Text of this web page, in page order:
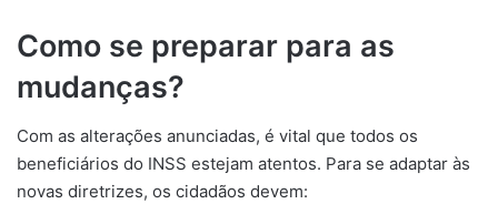
Como se preparar para as
mudanças?
Com as alterações anunciadas, é vital que todos os
beneficiários do INSS estejam atentos. Para se adaptar às
novas diretrizes, os cidadãos devem: